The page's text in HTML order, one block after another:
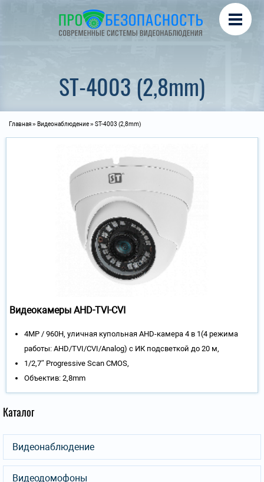
Перейти к основному содержанию
Охрана периметра
ST-4003 (2,8mm)
Вы здесь
Главная» Видеонаблюдение» ST-4003 (2,8mm)
Видеокамеры AHD-TVI-CVI
4MP / 960H, уличная купольная AHD-камера 4 в 1(4 режима
работы: AHD/TVI/CVI/Analog) с ИК подсветкой до 20 м,
1/2,7″ Progressive Scan CMOS,
Объектив: 2,8mm
Каталог
Видеонаблюдение
Видеодомофоны